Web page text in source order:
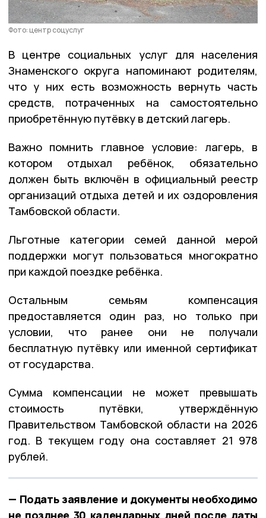
Фото: центр соцуслуг
В центре социальных услуг для населения
Знаменского округа напоминают родителям,
что у них есть возможность вернуть часть
средств, потраченных на самостоятельно
приобретённую путёвку в детский лагерь.
Важно помнить главное условие: лагерь, в
котором отдыхал ребёнок, обязательно
должен быть включён в официальный реестр
организаций отдыха детей и их оздоровления
Тамбовской области.
Льготные категории семей данной мерой
поддержки могут пользоваться многократно
при каждой поездке ребёнка.
Остальным семьям компенсация
предоставляется один раз, но только при
условии, что ранее они не получали
бесплатную путёвку или именной сертификат
от государства.
Сумма компенсации не может превышать
стоимость путёвки, утверждённую
Правительством Тамбовской области на 2026
год. В текущем году она составляет 21 978
рублей.
— Подать заявление и документы необходимо